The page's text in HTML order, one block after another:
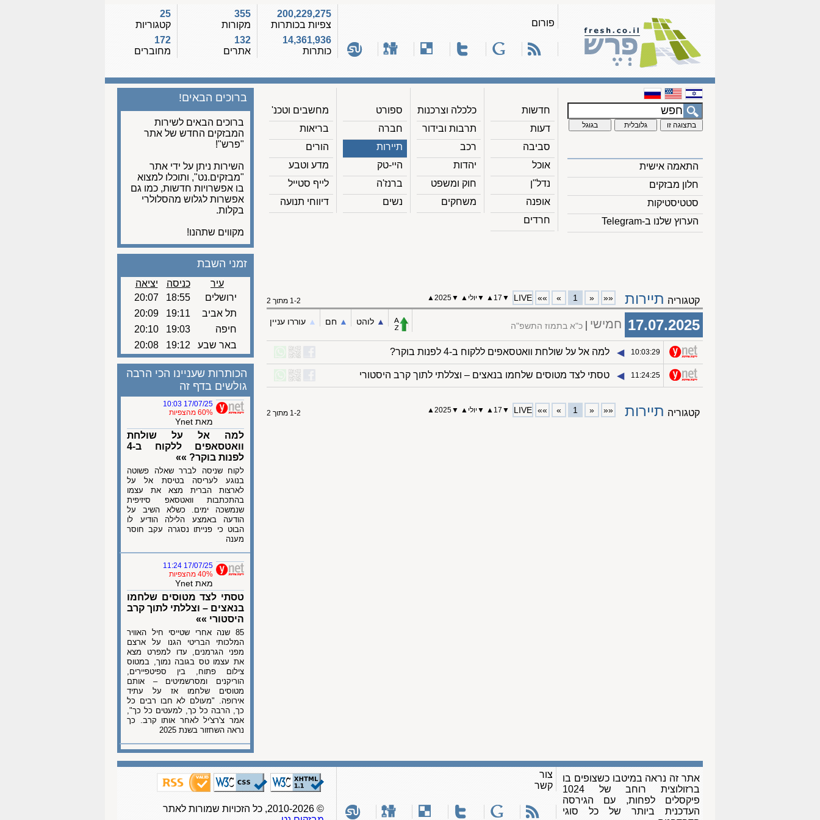
פורום
200,229,275
צפיות בכותרות
14,361,936
כותרות
355
מקורות
132
אתרים
25
קטגוריות
172
מחוברים
התאמה אישית
חלון מבזקים
סטטיסטיקות
הערוץ שלנו ב-Telegram
חדשות
דעות
סביבה
אוכל
נדל"ן
אופנה
חרדים
כלכלה וצרכנות
תרבות ובידור
רכב
יהדות
חוק ומשפט
משחקים
ספורט
חברה
תיירות
היי-טק
ברנז'ה
נשים
מחשבים וטכנ'
בריאות
הורים
מדע וטבע
לייף סטייל
דיווחי תנועה
ברוכים הבאים!
ברוכים הבאים לשירות
המבזקים החדש של אתר
"פרש"!
השירות ניתן על ידי אתר
"מבזקים.נט", ותוכלו למצוא
בו אפשרויות חדשות, כמו גם
אפשרות לגלוש מהסלולרי
בקלות.
מקווים שתהנו!
קטגוריה תיירות ««
«
1
»
»»
LIVE
▼
17
▲
▼יולי ▲
▼
2025
▲ 1-2 מתוך 2
17.07.2025 חמישי כ"א בתמוז התשפ"ה ▲︎ לוהט ▲︎ חם ▲︎ עוררו עניין
10:03:29
◀︎ למה אל על שולחת וואטסאפים ללקוח ב-4 לפנות בוקר?
11:24:25
◀︎ טסתי לצד מטוסים שלחמו בנאצים – וצללתי לתוך קרב היסטורי
קטגוריה תיירות ««
«
1
»
»»
LIVE
▼
17
▲
▼יולי ▲
▼
2025
▲ 1-2 מתוך 2
זמני השבת
עיר כניסה
יציאה
ירושלים
18:55
20:07
תל אביב
19:11
20:09
חיפה
19:03
20:10
באר שבע
19:12
20:08
הכותרות שעניינו הכי הרבה
גולשים בדף זה
17/07/25 10:03
60% מהצפיות
מאת Ynet
למה אל על שולחת
וואטסאפים ללקוח ב-4
לפנות בוקר? »»
לקוח שניסה לברר שאלה פשוטה
בנוגע לעריסה בטיסת אל על
לארצות הברית מצא את עצמו
בהתכתבות וואטסאפ סיזיפית
שנמשכה ימים. כשלא השיב על
הודעה באמצע הלילה הודיע לו
הבוט כי פנייתו נסגרה עקב חוסר
מענה
17/07/25 11:24
40% מהצפיות
מאת Ynet
טסתי לצד מטוסים שלחמו
בנאצים – וצללתי לתוך קרב
היסטורי »»
85 שנה אחרי שטייסי חיל האוויר
המלכותי הבריטי הגנו על ארצם
מפני הגרמנים, עדו למפרט מצא
את עצמו טס בגובה נמוך, במטוס
צילום פתוח, בין ספיטפיירים,
הוריקנים ומסרשמיטים – אותם
מטוסים שלחמו אז על עתיד
אירופה. "מעולם לא חבו רבים כל
כך, הרבה כל כך, למעטים כל כך",
אמר צ'רצ'יל לאחר אותו קרב. כך
נראה השחזור בשנת 2025
אתר זה נראה במיטבו כשצופים בו
ברזולוצית רוחב של 1024
פיקסלים לפחות, עם הגירסה
העדכנית ביותר של כל סוגי
צור
קשר
© 2010-2026, כל הזכויות שמורות לאתר